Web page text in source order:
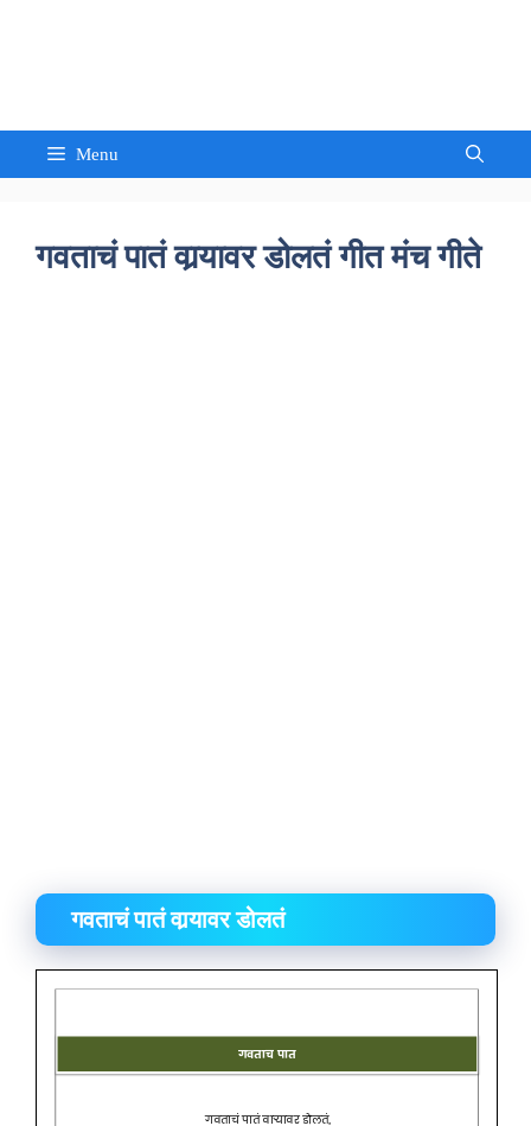
Menu
गवताचं पातं वार्‍यावर डोलतं गीत मंच गीते
गवताचं पातं वार्‍यावर डोलतं